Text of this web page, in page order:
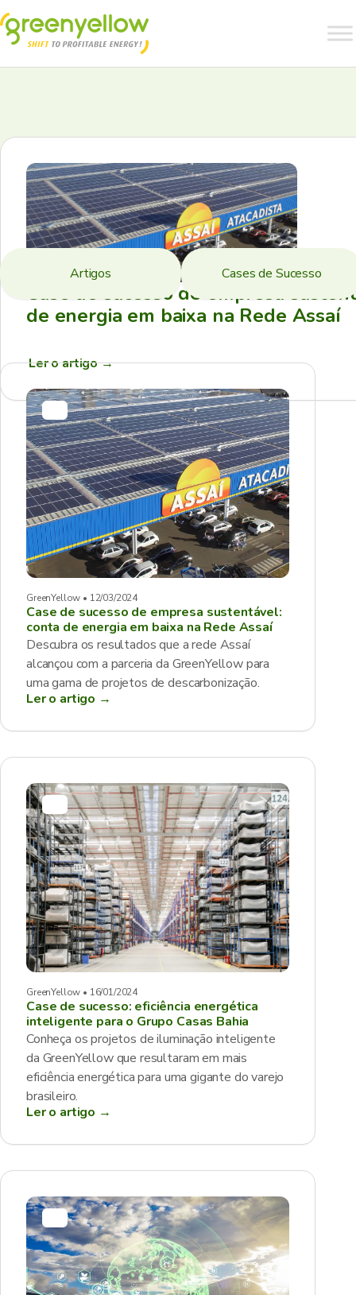
Case de sucesso de empresa
de energia em baixa na Rede Assaí
Ler o artigo→
Artigos Cases de Sucesso
GreenYellow • 12/03/2024
Case de sucesso de empresa sustentável:
conta de energia em baixa na Rede Assaí
Descubra os resultados que a rede Assaí
alcançou com a parceria da GreenYellow para
uma gama de projetos de descarbonização.
Ler o artigo →
GreenYellow • 16/01/2024
Case de sucesso: eficiência energética
inteligente para o Grupo Casas Bahia
Conheça os projetos de iluminação inteligente
da GreenYellow que resultaram em mais
eficiência energética para uma gigante do varejo
brasileiro.
Ler o artigo →